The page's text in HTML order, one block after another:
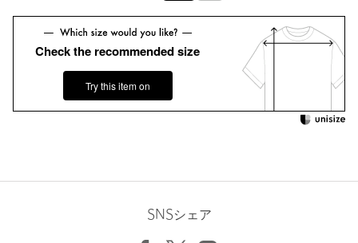
Check the recommended size
Try this item on
SNSシェア